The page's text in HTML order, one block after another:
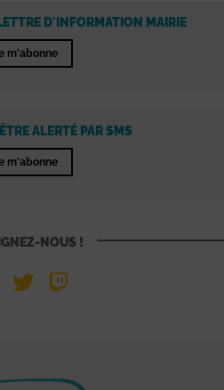
D'INFORMATION MAIRIE
m'abonne
ALERTÉ PAR SMS
m'abonne
NOUS !